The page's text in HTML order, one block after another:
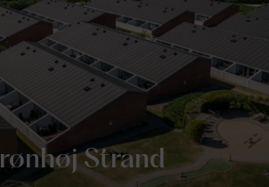
Strand